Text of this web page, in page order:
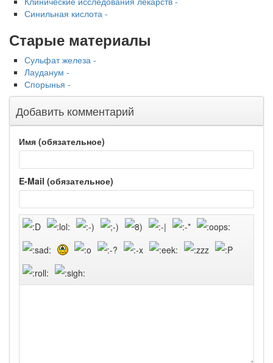
Синильная кислота -
Старые материалы
Сульфат железа -
Лауданум -
Спорынья -
Добавить комментарий
Имя (обязательное)
E-Mail (обязательное)